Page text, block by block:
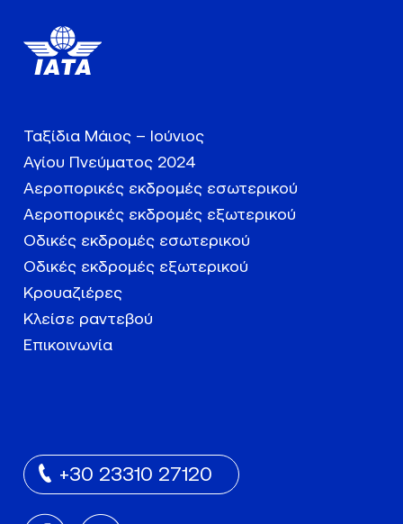
Ταξίδια Μάιος – Ιούνιος
Αγίου Πνεύματος 2024
Αεροπορικές εκδρομές εσωτερικού
Αεροπορικές εκδρομές εξωτερικού
Οδικές εκδρομές εσωτερικού
Οδικές εκδρομές εξωτερικού
Κρουαζιέρες
Κλείσε ραντεβού
Επικοινωνία
+30 23310 27120